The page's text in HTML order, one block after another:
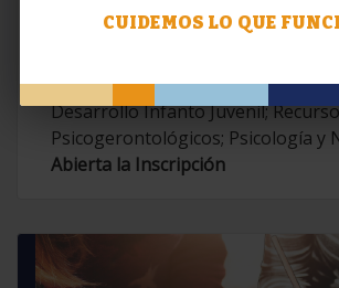
CUIDEMOS LO QUE
Extensión. Diplomaturas
Contemporáneas; Problemáticas
Desarrollo Infanto Juvenil;
Psicogerontológicos; Psicología y
Abierta la Inscripción